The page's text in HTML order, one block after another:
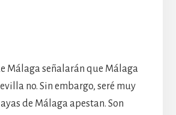
Málaga señalarán que Málaga
no. Sin embargo, seré muy
de Málaga apestan. Son